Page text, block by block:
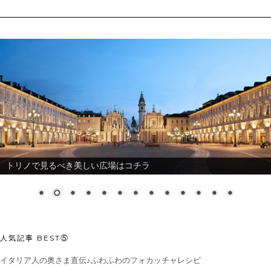
トリノで見るべき美しい広場はコチラ
人気記事 BEST⑤
イタリア人の奥さま直伝♪ふわふわのフォカッチャレシピ